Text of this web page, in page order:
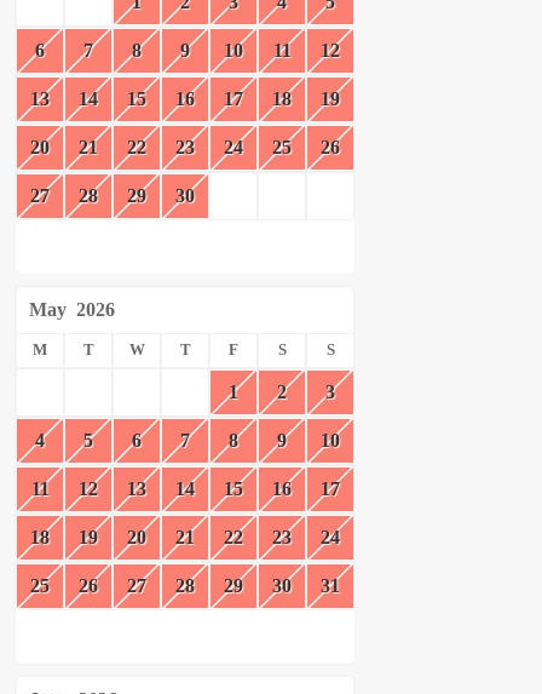
6 7 8 9 10 11 12
13 14 15 16 17 18 19
20 21 22 23 24 25 26
27 28 29 30
May 2026
M T W T F S S
1 2 3
4 5 6 7 8 9 10
11 12 13 14 15 16 17
18 19 20 21 22 23 24
25 26 27 28 29 30 31